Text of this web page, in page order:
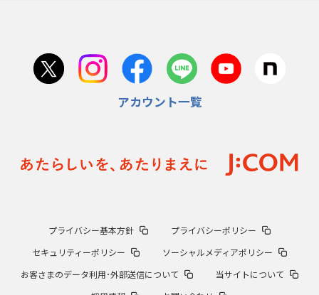
アカウント一覧
プライバシー基本方針
プライバシーポリシー
セキュリティーポリシー
ソーシャルメディアポリシー
お客さまのデータ利用･外部送信について
当サイトについて